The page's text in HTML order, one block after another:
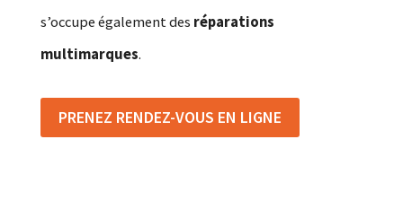
s’occupe également des réparations
multimarques.
PRENEZ RENDEZ-VOUS EN LIGNE